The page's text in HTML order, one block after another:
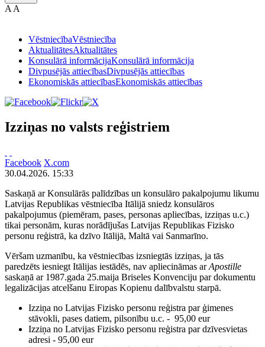
A A
VēstniecībaVēstniecība
AktualitātesAktualitātes
Konsulārā informācijaKonsulārā informācija
Divpusējās attiecībasDivpusējās attiecības
Ekonomiskās attiecībasEkonomiskās attiecības
Izziņas no valsts reģistriem
Facebook X.com
30.04.2026. 15:33
Saskaņā ar Konsulārās palīdzības un konsulāro pakalpojumu likumu
Latvijas Republikas vēstniecība Itālijā sniedz konsulāros
pakalpojumus (piemēram, pases, personas apliecības, izziņas u.c.)
tikai personām, kuras norādījušas Latvijas Republikas Fizisko
personu reģistrā, ka dzīvo Itālijā, Maltā vai Sanmarīno.
Vēršam uzmanību, ka vēstniecības izsniegtās izziņas, ja tās
paredzēts iesniegt Itālijas iestādēs, nav apliecināmas arApostille
saskaņā ar 1987.gada 25.maija Briseles Konvenciju par dokumentu
legalizācijas atcelšanu Eiropas Kopienu dalībvalstu starpā.
Izziņa no Latvijas Fizisko personu reģistra par ģimenes
stāvokli, pases datiem, pilsonību u.c. - 95,00 eur
Izziņa no Latvijas Fizisko personu reģistra par dzīvesvietas
adresi - 95,00 eur